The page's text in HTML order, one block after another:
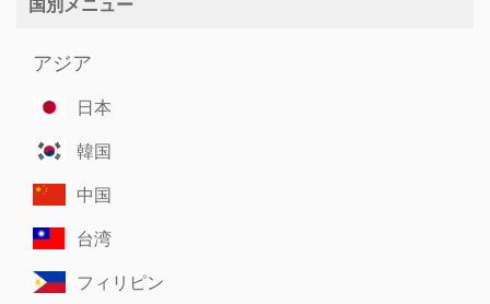
国別メニュー
アジア
日本
韓国
中国
台湾
フィリピン